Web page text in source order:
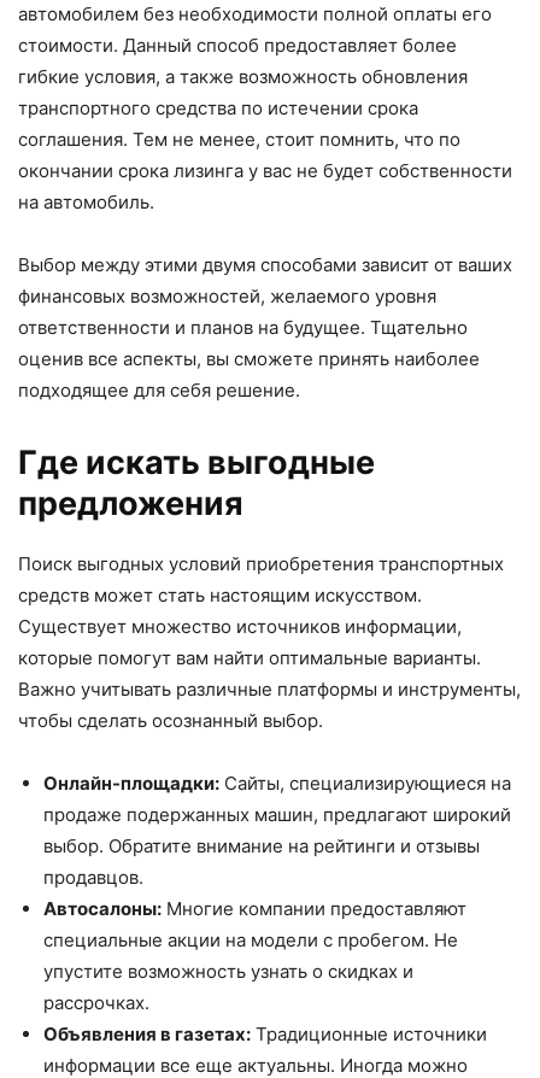
автомобилем без необходимости полной оплаты его
стоимости. Данный способ предоставляет более
гибкие условия, а также возможность обновления
транспортного средства по истечении срока
соглашения. Тем не менее, стоит помнить, что по
окончании срока лизинга у вас не будет собственности
на автомобиль.
Выбор между этими двумя способами зависит от ваших
финансовых возможностей, желаемого уровня
ответственности и планов на будущее. Тщательно
оценив все аспекты, вы сможете принять наиболее
подходящее для себя решение.
Где искать выгодные
предложения
Поиск выгодных условий приобретения транспортных
средств может стать настоящим искусством.
Существует множество источников информации,
которые помогут вам найти оптимальные варианты.
Важно учитывать различные платформы и инструменты,
чтобы сделать осознанный выбор.
Онлайн-площадки: Сайты, специализирующиеся на
продаже подержанных машин, предлагают широкий
выбор. Обратите внимание на рейтинги и отзывы
продавцов.
Автосалоны: Многие компании предоставляют
специальные акции на модели с пробегом. Не
упустите возможность узнать о скидках и
рассрочках.
Объявления в газетах: Традиционные источники
информации все еще актуальны. Иногда можно